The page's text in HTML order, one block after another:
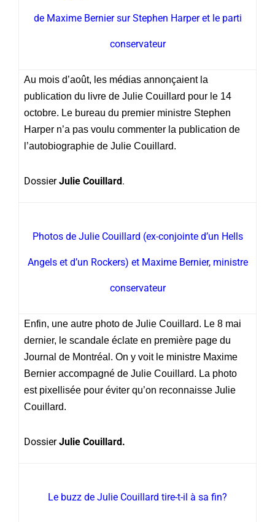
de Maxime Bernier sur Stephen Harper et le parti
conservateur
Au mois d’août, les médias annonçaient la
publication du livre de Julie Couillard pour le 14
octobre. Le bureau du premier ministre Stephen
Harper n’a pas voulu commenter la publication de
l’autobiographie de Julie Couillard.
DossierJulie Couillard.
Photos de Julie Couillard (ex-conjointe d’un Hells
Angels et d’un Rockers) et Maxime Bernier, ministre
conservateur
Enfin, une autre photo de Julie Couillard. Le 8 mai
dernier, le scandale éclate en première page du
Journal de Montréal. On y voit le ministre Maxime
Bernier accompagné de Julie Couillard. La photo
est pixellisée pour éviter qu’on reconnaisse Julie
Couillard.
DossierJulie Couillard.
Le buzz de Julie Couillard tire-t-il à sa fin?